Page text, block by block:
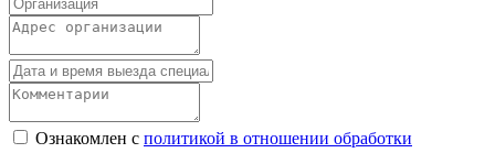
Ознакомлен с политикой в отношении обработки